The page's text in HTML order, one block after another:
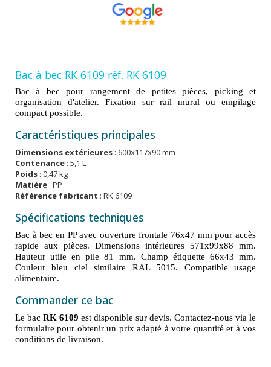
Bac à bec RK 6109 réf. RK 6109
Bac à bec pour rangement de petites pièces, picking et
organisation d'atelier. Fixation sur rail mural ou empilage
compact possible.
Caractéristiques principales
Dimensions extérieures : 600x117x90 mm
Contenance : 5,1 L
Poids : 0,47 kg
Matière : PP
Référence fabricant : RK 6109
Spécifications techniques
Bac à bec en PP avec ouverture frontale 76x47 mm pour accès
rapide aux pièces. Dimensions intérieures 571x99x88 mm.
Hauteur utile en pile 81 mm. Champ étiquette 66x43 mm.
Couleur bleu ciel similaire RAL 5015. Compatible usage
alimentaire.
Commander ce bac
Le bac RK 6109 est disponible sur devis. Contactez-nous via le
formulaire pour obtenir un prix adapté à votre quantité et à vos
conditions de livraison.